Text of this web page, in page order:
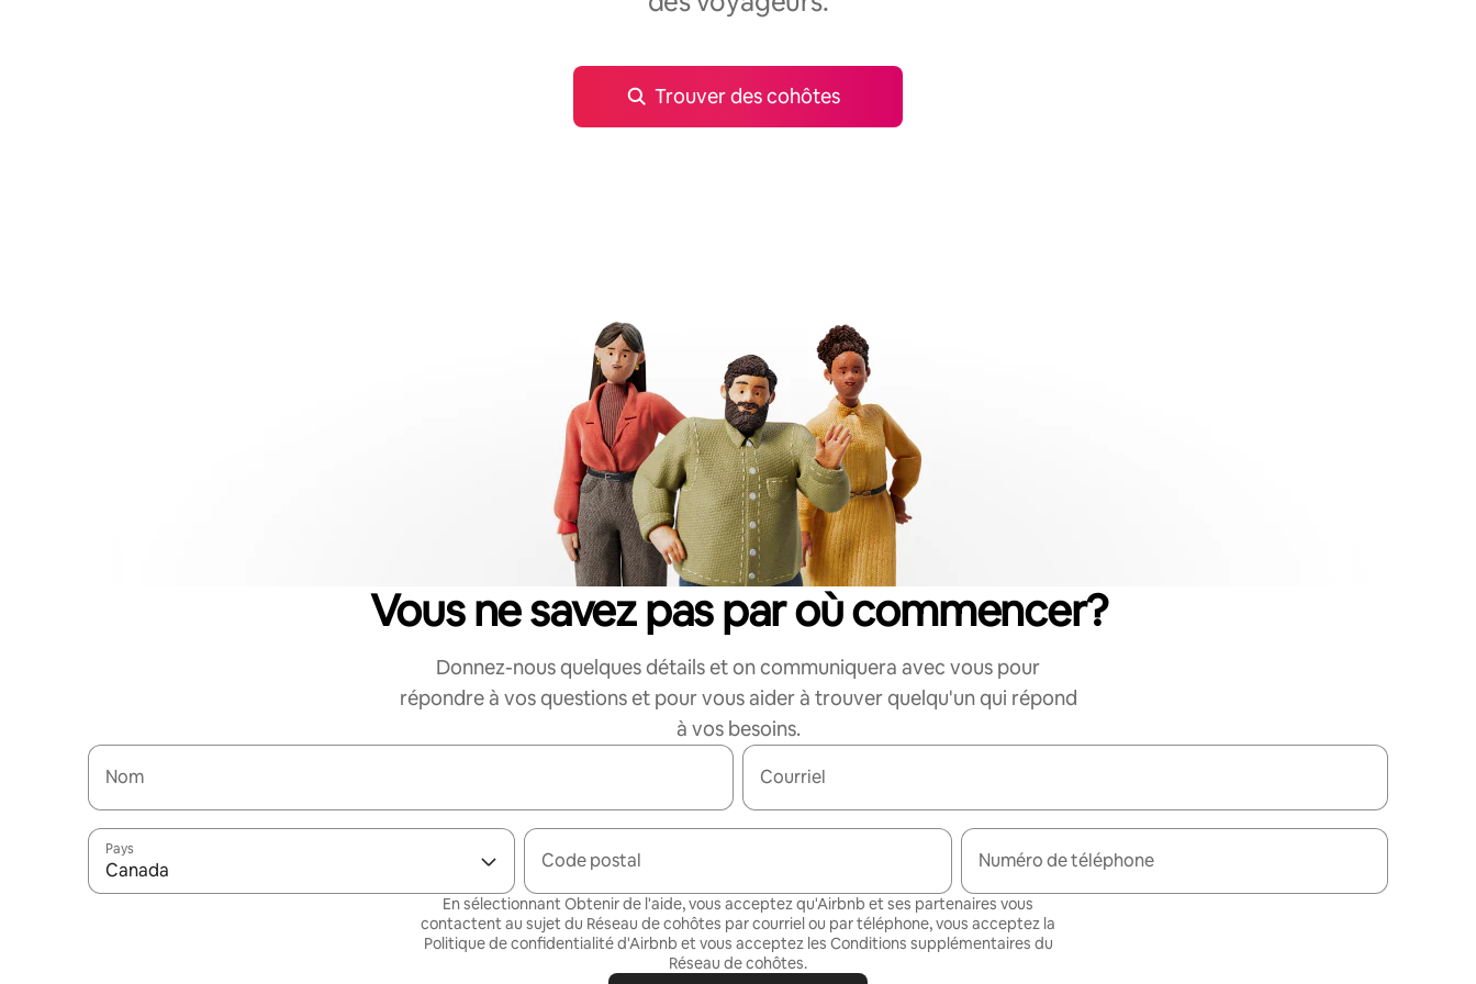
Trouver des cohôtes
Vous ne savez pas par où commencer?
Donnez-nous quelques détails et on communiquera avec vous pour
répondre à vos questions et pour vous aider à trouver quelqu'un qui répond
à vos besoins.
Nom Courriel
Pays
Canada Code postal Numéro de téléphone
En sélectionnant Obtenir de l'aide, vous acceptez qu'Airbnb et ses partenaires vous
contactent au sujet du Réseau de cohôtes par courriel ou par téléphone, vous acceptez la
Politique de confidentialitéd'Airbnb et vous acceptez les Conditions supplémentaires du
Réseau de cohôtes.